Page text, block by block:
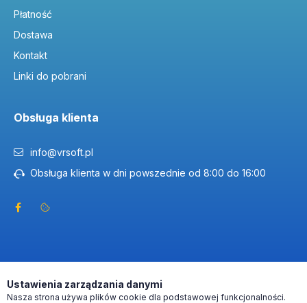
Płatność
Dostawa
Kontakt
Linki do pobrani
Obsługa klienta
info@vrsoft.pl
Obsługa klienta w dni powszednie od 8:00 do 16:00
Ustawienia zarządzania danymi
Nasza strona używa plików cookie dla podstawowej funkcjonalności.